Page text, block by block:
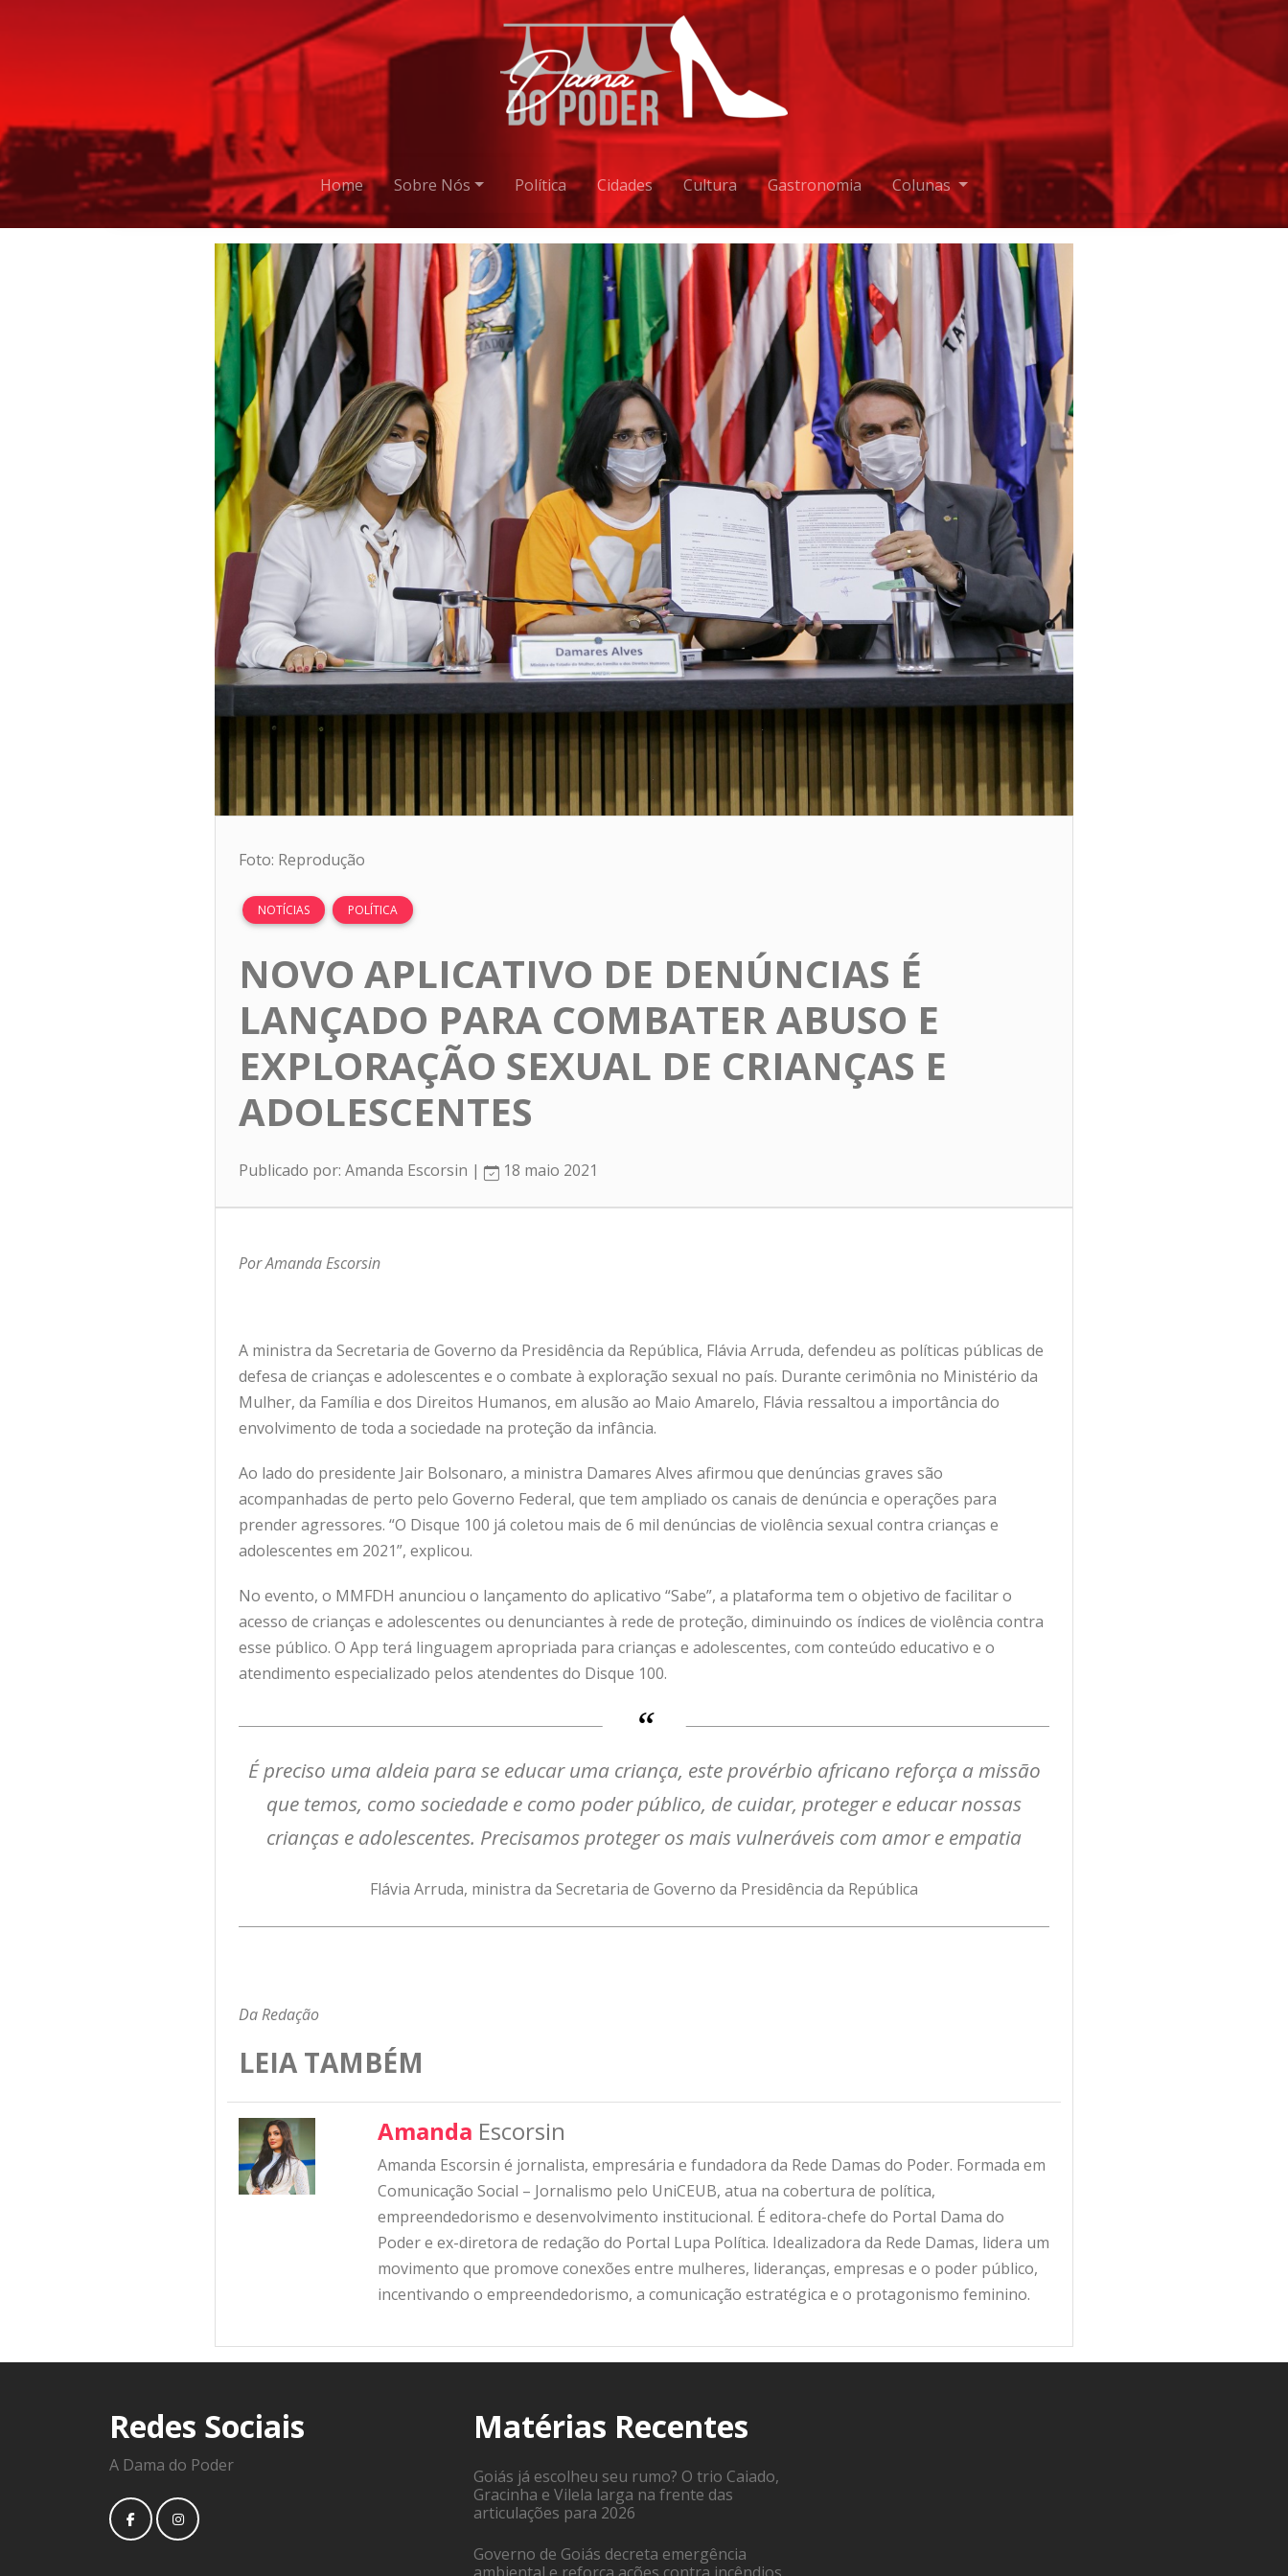
Home Sobre Nós Política Cidades Cultura Gastronomia Colunas
Foto: Reprodução
NOTÍCIAS POLÍTICA
NOVO APLICATIVO DE DENÚNCIAS É
LANÇADO PARA COMBATER ABUSO E
EXPLORAÇÃO SEXUAL DE CRIANÇAS E
ADOLESCENTES
Publicado por: Amanda Escorsin | 18 maio 2021
Por Amanda Escorsin
A ministra da Secretaria de Governo da Presidência da República, Flávia Arruda, defendeu as políticas públicas de
defesa de crianças e adolescentes e o combate à exploração sexual no país. Durante cerimônia no Ministério da
Mulher, da Família e dos Direitos Humanos, em alusão ao Maio Amarelo, Flávia ressaltou a importância do
envolvimento de toda a sociedade na proteção da infância.
Ao lado do presidente Jair Bolsonaro, a ministra Damares Alves afirmou que denúncias graves são
acompanhadas de perto pelo Governo Federal, que tem ampliado os canais de denúncia e operações para
prender agressores. “O Disque 100 já coletou mais de 6 mil denúncias de violência sexual contra crianças e
adolescentes em 2021”, explicou.
No evento, o MMFDH anunciou o lançamento do aplicativo “Sabe”, a plataforma tem o objetivo de facilitar o
acesso de crianças e adolescentes ou denunciantes à rede de proteção, diminuindo os índices de violência contra
esse público. O App terá linguagem apropriada para crianças e adolescentes, com conteúdo educativo e o
atendimento especializado pelos atendentes do Disque 100.
É preciso uma aldeia para se educar uma criança, este provérbio africano reforça a missão
que temos, como sociedade e como poder público, de cuidar, proteger e educar nossas
crianças e adolescentes. Precisamos proteger os mais vulneráveis com amor e empatia
Flávia Arruda, ministra da Secretaria de Governo da Presidência da República
Da Redação
LEIA TAMBÉM
Amanda Escorsin
Amanda Escorsin é jornalista, empresária e fundadora da Rede Damas do Poder. Formada em
Comunicação Social – Jornalismo pelo UniCEUB, atua na cobertura de política,
empreendedorismo e desenvolvimento institucional. É editora-chefe do Portal Dama do
Poder e ex-diretora de redação do Portal Lupa Política. Idealizadora da Rede Damas, lidera um
movimento que promove conexões entre mulheres, lideranças, empresas e o poder público,
incentivando o empreendedorismo, a comunicação estratégica e o protagonismo feminino.
Redes Sociais
A Dama do Poder
Matérias Recentes
Goiás já escolheu seu rumo? O trio Caiado,
Gracinha e Vilela larga na frente das
articulações para 2026
Governo de Goiás decreta emergência